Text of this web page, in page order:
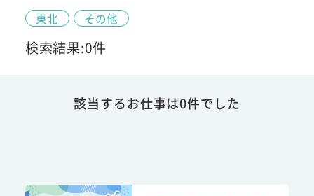
東北 その他
検索結果:0件
該当するお仕事は0件でした